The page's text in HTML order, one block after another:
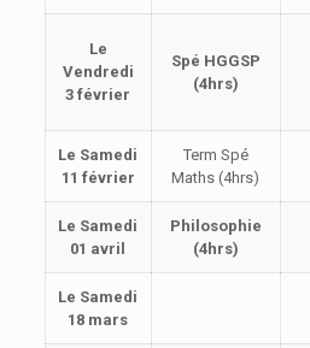
Le
Vendredi
3 février
Spé HGGSP
(4hrs)
Le Samedi
11 février
Term Spé
Maths (4hrs)
Le Samedi
01 avril
Philosophie
(4hrs)
Le Samedi
18 mars